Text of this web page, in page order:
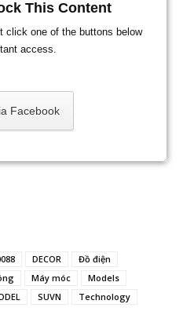
This Content
click one of the buttons below
access.
Facebook
DECOR
Đồ điện
Máy móc
Models
SUVN
Technology